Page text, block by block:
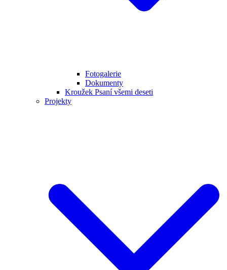
Fotogalerie
Dokumenty
Kroužek Psaní všemi deseti
Projekty